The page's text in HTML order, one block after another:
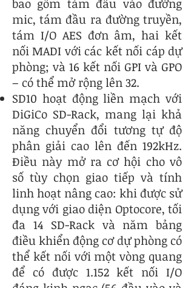
bao gồm tám đầu vào đường
mic, tám đầu ra đường truyền,
tám I/O AES đơn âm, hai kết
nối MADI với các kết nối cáp dự
phòng; và 16 kết nối GPI và GPO
– có thể mở rộng lên 32.
SD10 hoạt động liền mạch với
DiGiCo SD-Rack, mang lại khả
năng chuyển đổi tương tự độ
phân giải cao lên đến 192kHz.
Điều này mở ra cơ hội cho vô
số tùy chọn giao tiếp và tính
linh hoạt nâng cao: khi được sử
dụng với giao diện Optocore, tối
đa 14 SD-Rack và năm bảng
điều khiển động cơ dự phòng có
thể kết nối với một vòng quang
để có được 1.152 kết nối I/O